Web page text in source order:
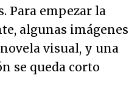
Para empezar la
algunas imágenes
visual, y una
se queda corto